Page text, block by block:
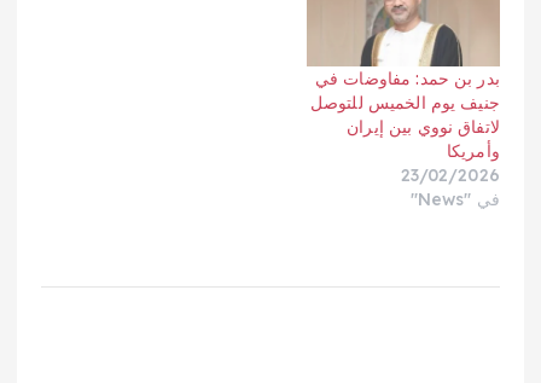
بدر بن حمد: مفاوضات في
جنيف يوم الخميس للتوصل
لاتفاق نووي بين إيران
وأمريكا
23/02/2026
في "News"